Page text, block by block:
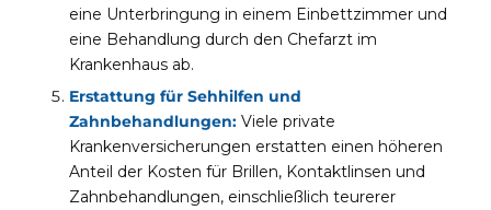
eine Unterbringung in einem Einbettzimmer und
eine Behandlung durch den Chefarzt im
Krankenhaus ab.
Erstattung für Sehhilfen und
Zahnbehandlungen:Viele private
Krankenversicherungen erstatten einen höheren
Anteil der Kosten für Brillen, Kontaktlinsen und
Zahnbehandlungen, einschließlich teurerer